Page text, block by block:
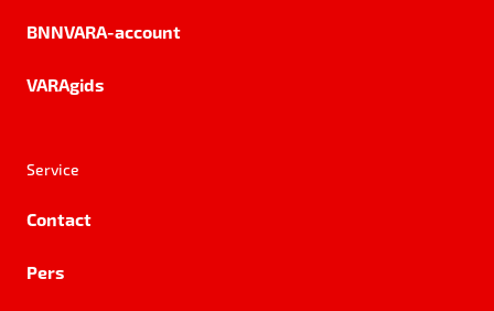
BNNVARA-account
VARAgids
Service
Contact
Pers